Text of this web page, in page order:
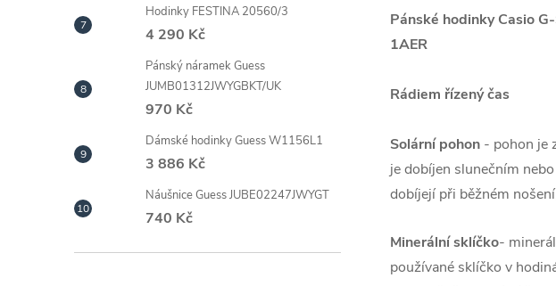
Hodinky FESTINA 20560/3
4 290 Kč
Pánský náramek Guess
JUMB01312JWYGBKT/UK
970 Kč
Dámské hodinky Guess W1156L1
3 886 Kč
Náušnice Guess JUBE02247JWYGT
740 Kč
Pánské hodinky Casio
1AER
Rádiem řízený čas
Solární pohon - pohon je
je dobíjen slunečním
dobíjejí při běžném
Minerální sklíčko-
používané sklíčko v